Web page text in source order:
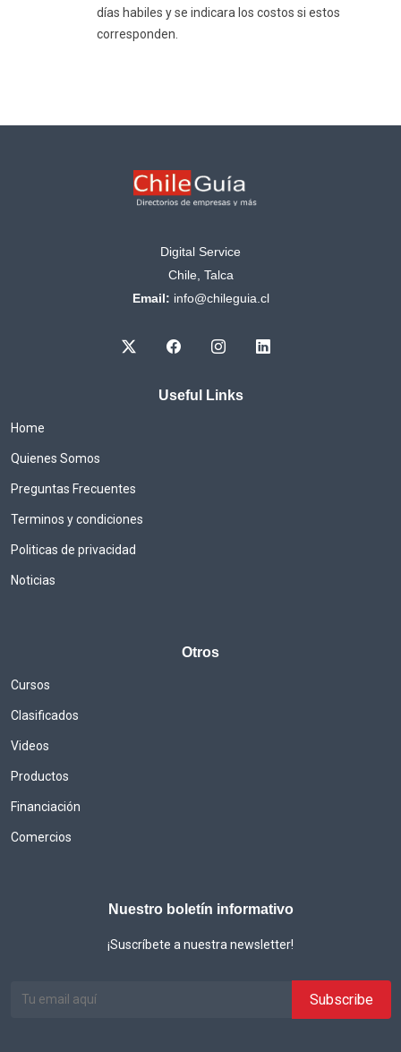
días habiles y se indicara los costos si estos
corresponden.
Digital Service
Chile, Talca
Email: info@chileguia.cl
Useful Links
Home
Quienes Somos
Preguntas Frecuentes
Terminos y condiciones
Politicas de privacidad
Noticias
Otros
Cursos
Clasificados
Videos
Productos
Financiación
Comercios
Nuestro boletín informativo
¡Suscríbete a nuestra newsletter!